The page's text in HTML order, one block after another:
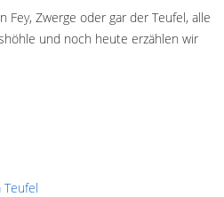
Fey, Zwerge oder gar der Teufel, alle
und noch heute erzählen wir